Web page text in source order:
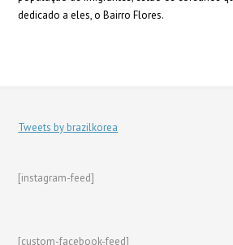
dedicado a eles, o Bairro Flores.
Tweets by brazilkorea
[instagram-feed]
[custom-facebook-feed]